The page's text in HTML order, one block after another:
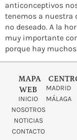
anticonceptivos
tenemos a nuestra
no deseado. A la
muy importante
porque hay
MAPA
WEB
INICIO
NOSOTROS
NOTICIAS
CONTACTO
MADRID
MÁLAGA